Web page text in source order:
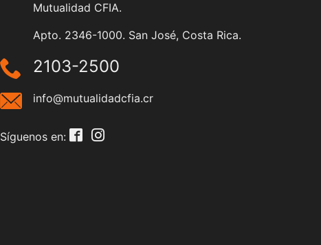
Mutualidad CFIA.
Apto. 2346-1000. San José, Costa Rica.
2103-2500
info@mutualidadcfia.cr
Síguenos en: